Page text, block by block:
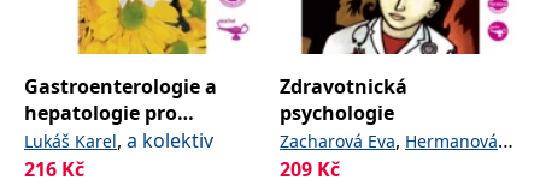
Gastroenterologie a
hepatologie pro
zdravotní sestry
Lukáš Karel, a kolektiv
216 Kč
Zdravotnická
psychologie
Zacharová Eva, Hermanová
Miroslava
209 Kč